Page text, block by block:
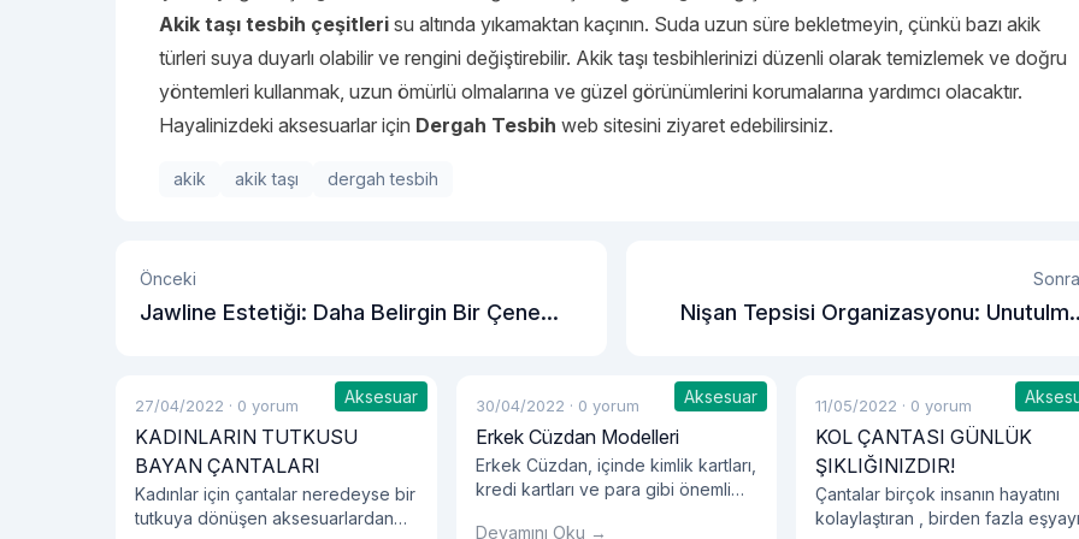
Akik taşı tesbih çeşitleri su altında yıkamaktan kaçının. Suda uzun süre bekletmeyin, çünkü bazı akik
türleri suya duyarlı olabilir ve rengini değiştirebilir. Akik taşı tesbihlerinizi düzenli olarak temizlemek ve doğru
yöntemleri kullanmak, uzun ömürlü olmalarına ve güzel görünümlerini korumalarına yardımcı olacaktır.
Hayalinizdeki aksesuarlar için Dergah Tesbih web sitesini ziyaret edebilirsiniz.
akik akik taşı dergah tesbih
Önceki
Jawline Estetiği: Daha Belirgin Bir Çene
Nişan Tepsisi Organizasyonu:
Aksesuar
27/04/2022 · 0 yorum
KADINLARIN TUTKUSU
BAYAN ÇANTALARI
Kadınlar için çantalar neredeyse bir
tutkuya dönüşen aksesuarlardan
Aksesuar
30/04/2022 · 0 yorum
Erkek Cüzdan Modelleri
Erkek Cüzdan, içinde kimlik kartları,
kredi kartları ve para gibi önemli
Devamını Oku →
11/05/2022 · 0 yorum
KOL ÇANTASI GÜNLÜK
ŞIKLIĞINIZDIR!
Çantalar birçok insanın hayatını
kolaylaştıran , birden fazla eşyayı